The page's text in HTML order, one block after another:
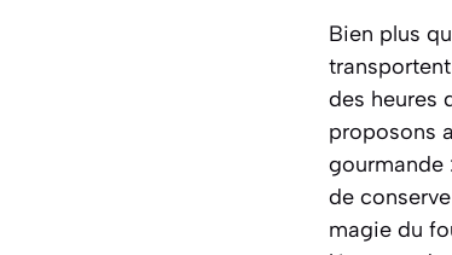
Bien plus
des heures
proposons
gourmande
de
magie du